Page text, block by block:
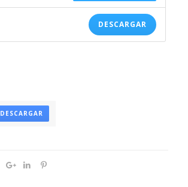
DESCARGAR
DESCARGAR